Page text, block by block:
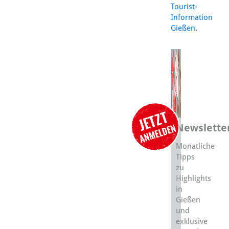
Tourist-
Information
Gießen.
Monatliche
Tipps
zu
Highlights
in
Gießen
und
exklusive